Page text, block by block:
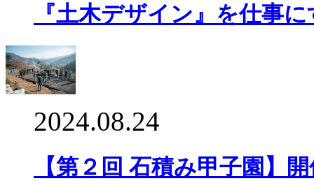
『土木デザイン』を仕事
2024.08.24
【第２回 石積み甲子園】